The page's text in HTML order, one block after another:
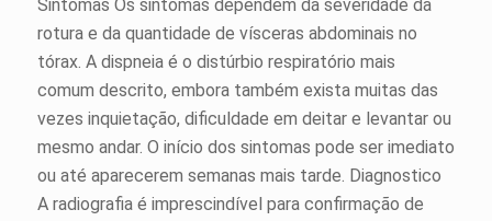
Sintomas Os sintomas dependem da severidade da
rotura e da quantidade de vísceras abdominais no
tórax. A dispneia é o distúrbio respiratório mais
comum descrito, embora também exista muitas das
vezes inquietação, dificuldade em deitar e levantar ou
mesmo andar. O início dos sintomas pode ser imediato
ou até aparecerem semanas mais tarde. Diagnostico
A radiografia é imprescindível para confirmação de